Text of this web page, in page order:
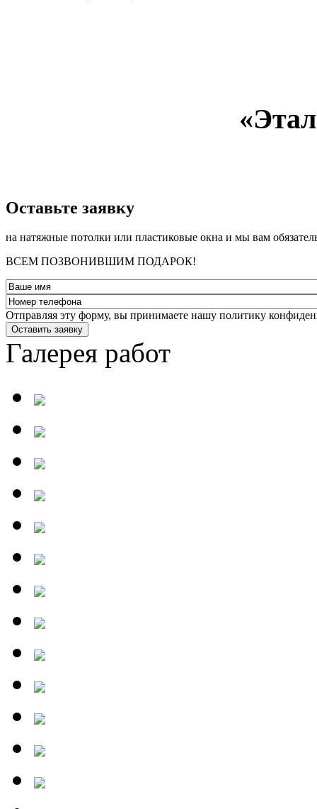
­Оставьте заявку
на натяжные потолки или пластиковые окна и мы вам
ВСЕМ ПОЗВОНИВШИМ ПОДАРОК!
Отправляя эту форму, вы принимаете нашу политику
Оставить заявку
Галерея работ